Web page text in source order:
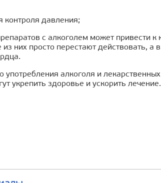
контроля давления;
с алкоголем может привести
них просто перестают действовать,
употребления алкоголя и
укрепить здоровье и ускорить лечение.